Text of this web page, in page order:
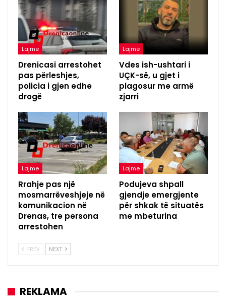
Lajme
Drenicasi arrestohet
pas përleshjes,
policia i gjen edhe
drogë
Lajme
Vdes ish-ushtari i
UÇK-së, u gjet i
plagosur me armë
zjarri
Lajme
Rrahje pas një
mosmarrëveshjeje në
komunikacion në
Drenas, tre persona
arrestohen
Lajme
Podujeva shpall
gjendje emergjente
për shkak të situatës
me mbeturina
PREV NEXT
REKLAMA